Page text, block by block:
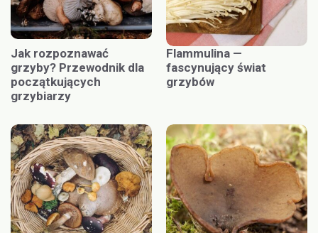
Jak rozpoznawać
grzyby? Przewodnik dla
początkujących
grzybiarzy
Flammulina —
fascynujący świat
grzybów